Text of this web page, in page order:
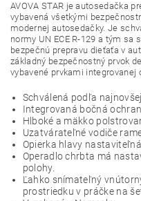
AVOVA STAR je autosedačka
vybavená všetkými
modernej autosedačky. Je
normy UN ECE R-129 a tým
bezpečnú prepravu dieťaťa v
základný bezpečnostný prvok
vybavené prvkami integrovanej
Schválená podľa
Integrovaná bočná
Hlboké a mäkko
Uzatvárateľné vodiče
Opierka hlavy
Operadlo chrbta má
polohy.
Ľahko snímateľný
prostriedku v práčke na